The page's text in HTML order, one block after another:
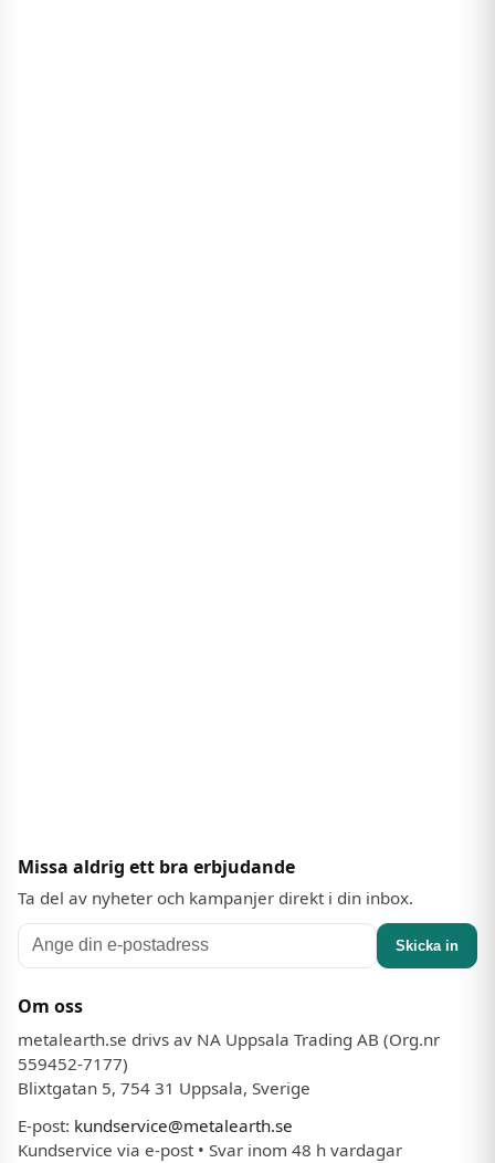
Missa aldrig ett bra erbjudande
Ta del av nyheter och kampanjer direkt i din inbox.
Skicka in
Om oss
metalearth.se drivs av NA Uppsala Trading AB (Org.nr
559452-7177)
Blixtgatan 5, 754 31 Uppsala, Sverige
E-post: kundservice@metalearth.se
Kundservice via e-post • Svar inom 48 h vardagar